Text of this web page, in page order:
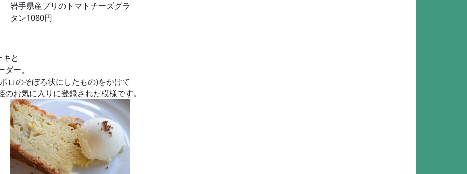
岩手県産プリのトマトチーズグラ
タン1080円
と
ー。
ロのそぼろ状にしたもの)をかけて
お気に入りに登録された模様です。